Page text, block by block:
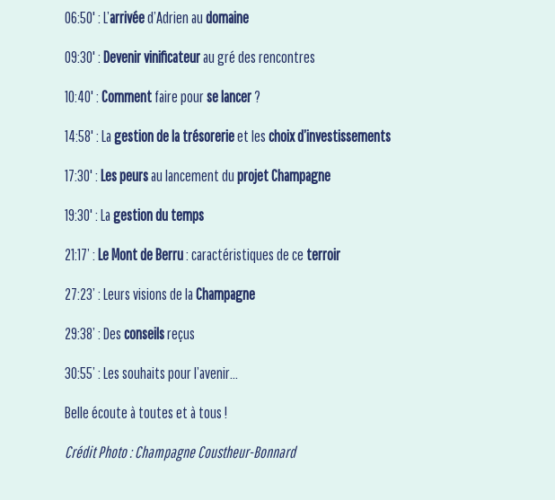
06:50' : L’arrivéed’Adrien audomaine
09:30' : Devenir vinificateurau gré des rencontres
10:40' :Commentfaire pourse lancer?
14:58' : Lagestion de la trésorerieet leschoix d’investissements
17:30' : Les peursau lancement duprojet Champagne
19:30' : Lagestion du temps
21:17’ : Le Mont de Berru: caractéristiques de ce terroir
27:23’ : Leurs visions de laChampagne
29:38’ : Desconseilsreçus
30:55’ : Les souhaits pour l’avenir…
Belle écoute à toutes et à tous !
Crédit Photo : Champagne Coustheur-Bonnard